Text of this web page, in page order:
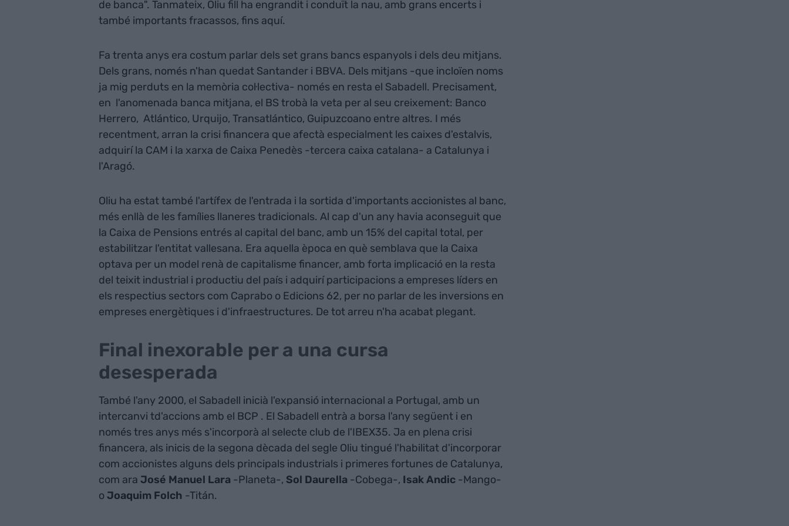
de banca". Tanmateix, Oliu fill ha engrandit i conduït la nau, amb grans encerts i
també importants fracassos, fins aquí.
Fa trenta anys era costum parlar dels set grans bancs espanyols i dels deu mitjans.
Dels grans, només n'han quedat Santander i BBVA. Dels mitjans -que incloïen noms
ja mig perduts en la memòria col·lectiva- només en resta el Sabadell. Precisament,
en l'anomenada banca mitjana, el BS trobà la veta per al seu creixement: Banco
Herrero, Atlántico, Urquijo, Transatlántico, Guipuzcoano entre altres. I més
recentment, arran la crisi financera que afectà especialment les caixes d'estalvis,
adquirí la CAM i la xarxa de Caixa Penedès -tercera caixa catalana- a Catalunya i
l'Aragó.
Oliu ha estat també l'artífex de l'entrada i la sortida d'importants accionistes al banc,
més enllà de les famílies llaneres tradicionals. Al cap d'un any havia aconseguit que
la Caixa de Pensions entrés al capital del banc, amb un 15% del capital total, per
estabilitzar l'entitat vallesana. Era aquella època en què semblava que la Caixa
optava per un model renà de capitalisme financer, amb forta implicació en la resta
del teixit industrial i productiu del país i adquirí participacions a empreses líders en
els respectius sectors com Caprabo o Edicions 62, per no parlar de les inversions en
empreses energètiques i d'infraestructures. De tot arreu n'ha acabat plegant.
Final inexorable per a una cursa
desesperada
També l'any 2000, el Sabadell inicià l'expansió internacional a Portugal, amb un
intercanvi td'accions amb el BCP . El Sabadell entrà a borsa l'any següent i en
només tres anys més s'incorporà al selecte club de l'IBEX35. Ja en plena crisi
financera, als inicis de la segona dècada del segle Oliu tingué l'habilitat d'incorporar
com accionistes alguns dels principals industrials i primeres fortunes de Catalunya,
com ara José Manuel Lara-Planeta-, Sol Daurella-Cobega-, Isak Andic -Mango-
oJoaquim Folch -Titán.